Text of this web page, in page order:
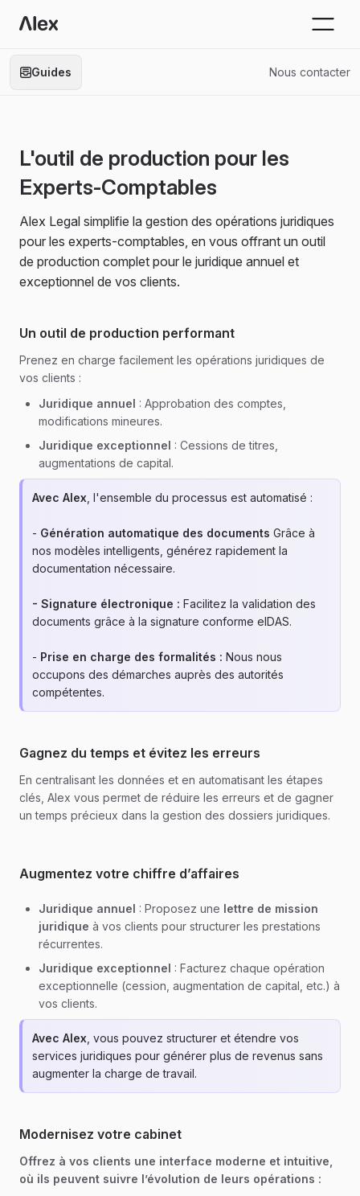
Guides Nous contacter
L'outil de production pour les
Experts-Comptables
Alex Legal simplifie la gestion des opérations juridiques
pour les experts-comptables, en vous offrant un outil
de production complet pour le juridique annuel et
exceptionnel de vos clients.
Un outil de production performant
Prenez en charge facilement les opérations juridiques de
vos clients :
Juridique annuel : Approbation des comptes,
modifications mineures.
Juridique exceptionnel : Cessions de titres,
augmentations de capital.
Avec Alex , l'ensemble du processus est automatisé :
- Génération automatique des documents Grâce à
nos modèles intelligents, générez rapidement la
documentation nécessaire.
- Signature électronique : Facilitez la validation des
documents grâce à la signature conforme eIDAS.
- Prise en charge des formalités : Nous nous
occupons des démarches auprès des autorités
compétentes.
Gagnez du temps et évitez les erreurs
En centralisant les données et en automatisant les étapes
clés, Alex vous permet de réduire les erreurs et de gagner
un temps précieux dans la gestion des dossiers juridiques.
Augmentez votre chiffre d’affaires
Juridique annuel : Proposez une lettre de mission
juridique à vos clients pour structurer les prestations
récurrentes.
Juridique exceptionnel : Facturez chaque opération
exceptionnelle (cession, augmentation de capital, etc.) à
vos clients.
Avec Alex , vous pouvez structurer et étendre vos
services juridiques pour générer plus de revenus sans
augmenter la charge de travail.
Modernisez votre cabinet
Offrez à vos clients une interface moderne et intuitive,
où ils peuvent suivre l’évolution de leurs opérations :